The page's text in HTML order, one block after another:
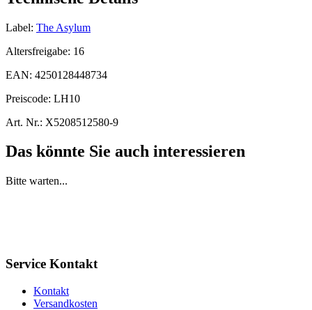
Label: The Asylum
Altersfreigabe: 16
EAN: 4250128448734
Preiscode: LH10
Art. Nr.: X5208512580-9
Das könnte Sie auch interessieren
Bitte warten...
Service Kontakt
Kontakt
Versandkosten